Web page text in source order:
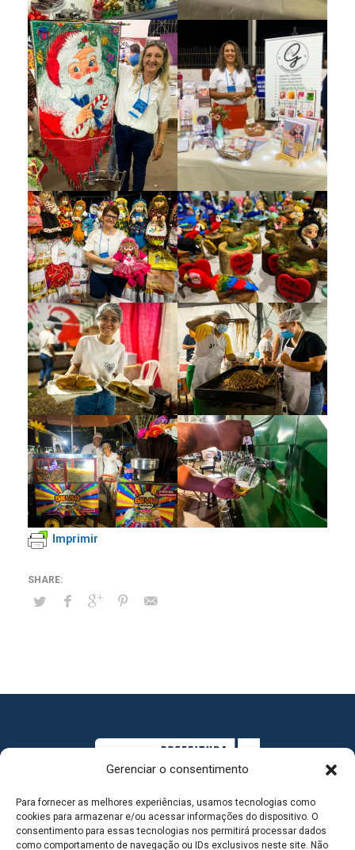
Gerenciar o consentimento
Para fornecer as melhores experiências, usamos tecnologias como
cookies para armazenar e/ou acessar informações do dispositivo. O
consentimento para essas tecnologias nos permitirá processar dados
como comportamento de navegação ou IDs exclusivos neste site. Não
Imprimir